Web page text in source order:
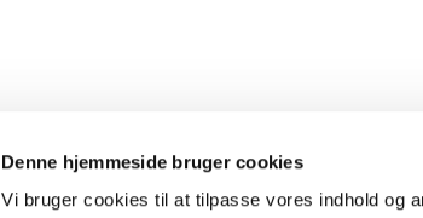
Denne hjemmeside bruger cookies
Vi bruger cookies til at tilpasse vores indhold og